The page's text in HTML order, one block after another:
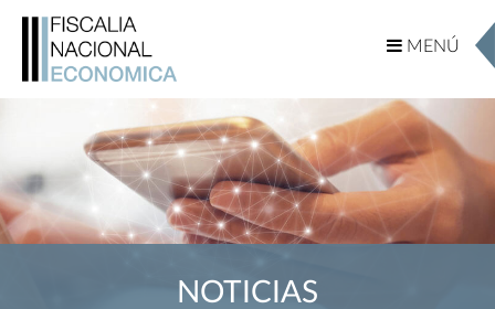
MENÚ
MENÚ
NOTICIAS